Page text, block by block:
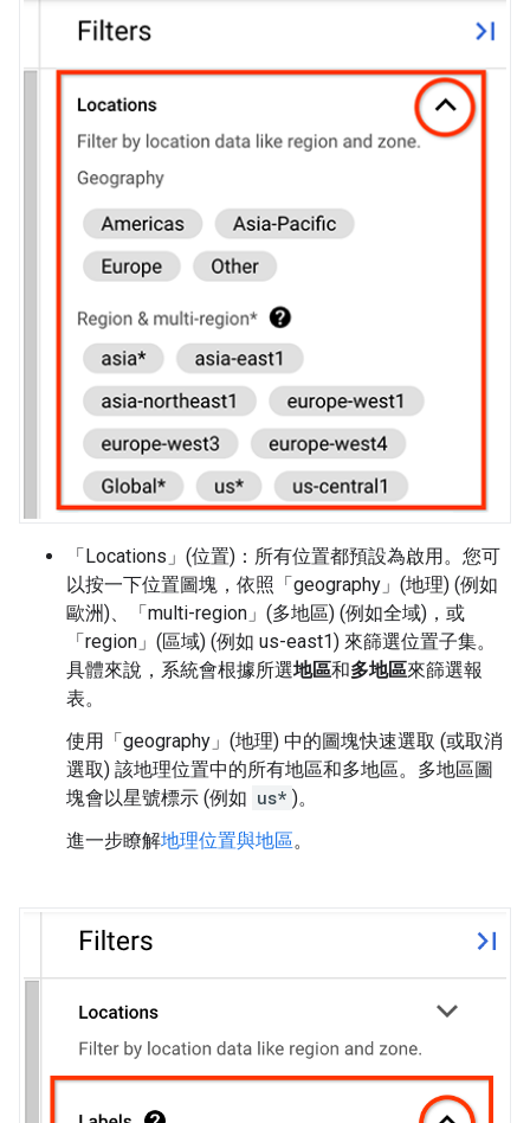
「Locations」(位置) ：所有位置都預設為啟用。您可
以按一下位置圖塊，依照「geography」(地理) (例如
歐洲) 、「multi-region」(多地區) (例如全域) ，或
「region」(區域) (例如 us-east1) 來篩選位置子集。
具體來說，系統會根據所選地區和多地區來篩選報
表。
使用「geography」(地理) 中的圖塊快速選取 (或取消
選取) 該地理位置中的所有地區和多地區。多地區圖
塊會以星號標示 (例如 us* )。
進一步瞭解地理位置與地區。